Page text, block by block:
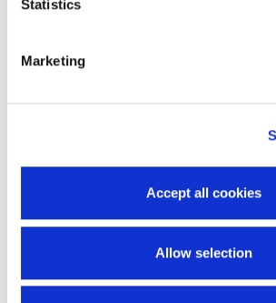
Statistics
Marketing
Accept all cookies
Allow selection
PRODOTTO?
Prodotti correlati